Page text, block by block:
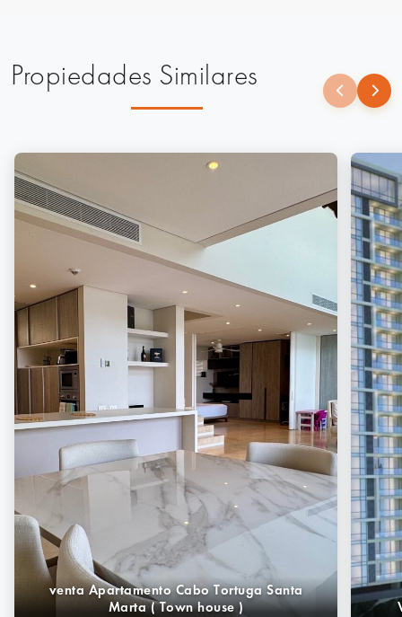
Propiedades Similares
venta Apartamento Cabo Tortuga Santa
Marta ( Town house )